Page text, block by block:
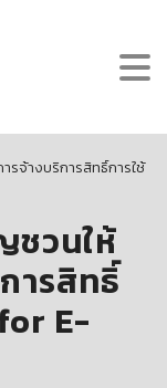
รจ้างบริการสิทธิ์การใช้
ชวนให้
ารสิทธิ์
E-